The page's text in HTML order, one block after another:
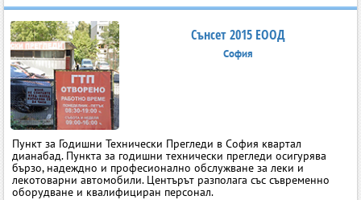
Сънсет 2015 ЕООД
София
Пункт за Годишни Технически Прегледи в София квартал
дианабад. Пункта за годишни технически прегледи осигурява
бързо, надеждно и професионално обслужване за леки и
лекотоварни автомобили. Центърът разполага със съвременно
оборудване и квалифициран персонал.